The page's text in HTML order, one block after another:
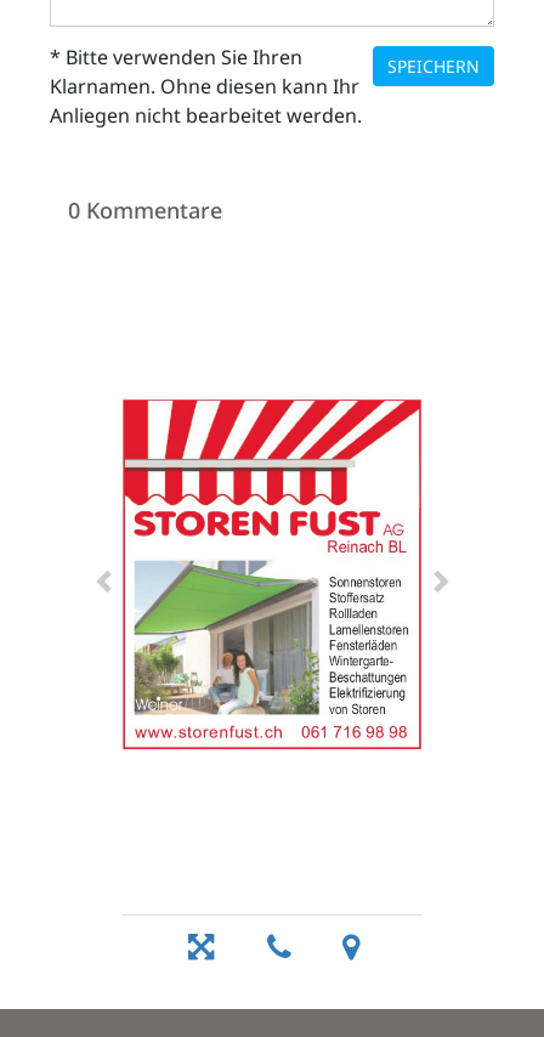
SPEICHERN
* Bitte verwenden Sie Ihren
Klarnamen. Ohne diesen kann Ihr
Anliegen nicht bearbeitet werden.
0 Kommentare